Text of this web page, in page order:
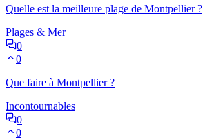
Quelle est la meilleure plage de Montpellier ?
Plages & Mer
0
0
Que faire à Montpellier ?
Incontournables
0
0